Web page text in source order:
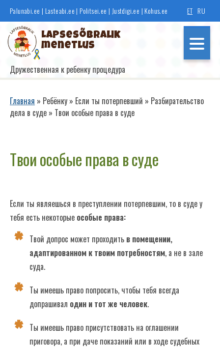
Перейти
основному
содержанию
Palunabi.ee | Lasteabi.ee | Politsei.ee | Justdigi.ee | Kohus.ee ET RU
Lapsesõbralik
menetlus
Дружественная к ребенку процедура
Если ты свидетель
Если ты правонарушитель
проблемы
Строка
Главная Ребёнку Если ты потерпевший
Разбирательство
дела в суде
Твои особые права в суде
Твои особые права в суде
Если ты являешься в преступлении потерпевшим, то в суде у
тебя есть некоторые особые права:
Твой допрос может проходить в помещении,
адаптированном к твоим потребностям, а не в зале
суда.
Ты имеешь право попросить, чтобы тебя всегда
допрашивал один и тот же человек.
Ты имеешь право присутствовать на оглашении
приговора, а при даче показаний или в ходе судебных